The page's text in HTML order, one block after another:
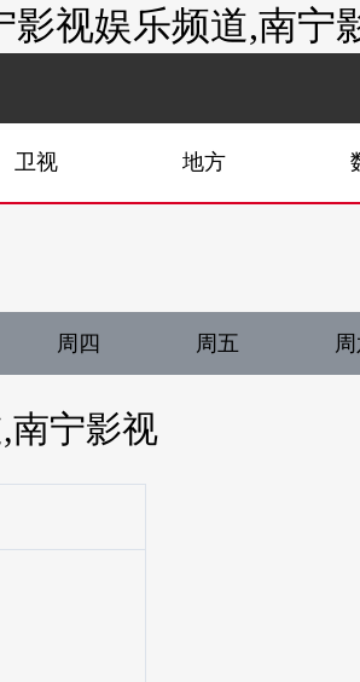
视娱乐频道,南宁
卫视 地方
周四 周五
南宁影视
,nntv-